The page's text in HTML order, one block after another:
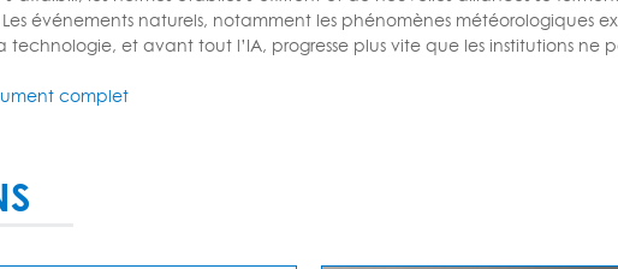
événements naturels, notamment les phénomènes météorologiques
technologie, et avant tout l’IA, progresse plus vite que les institutions ne
complet